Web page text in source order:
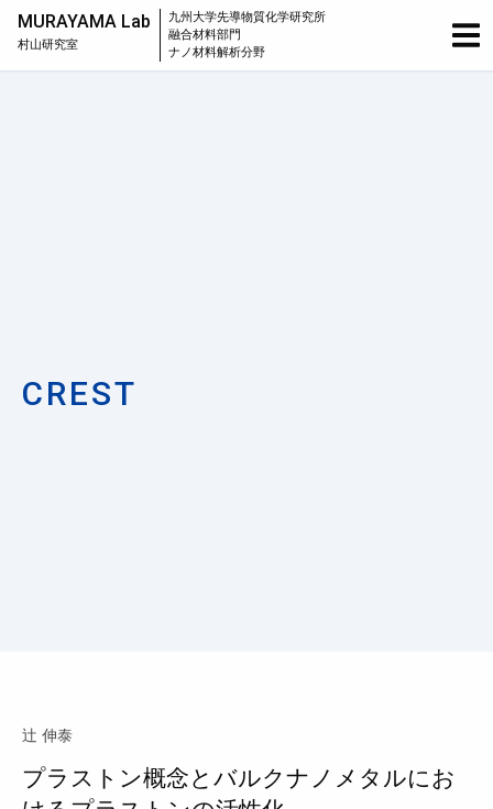
MURAYAMA Lab
村山研究室
九州大学先導物質化学研究所
融合材料部門
ナノ材料解析分野
CREST
辻 伸泰
プラストン概念とバルクナノメタルにお